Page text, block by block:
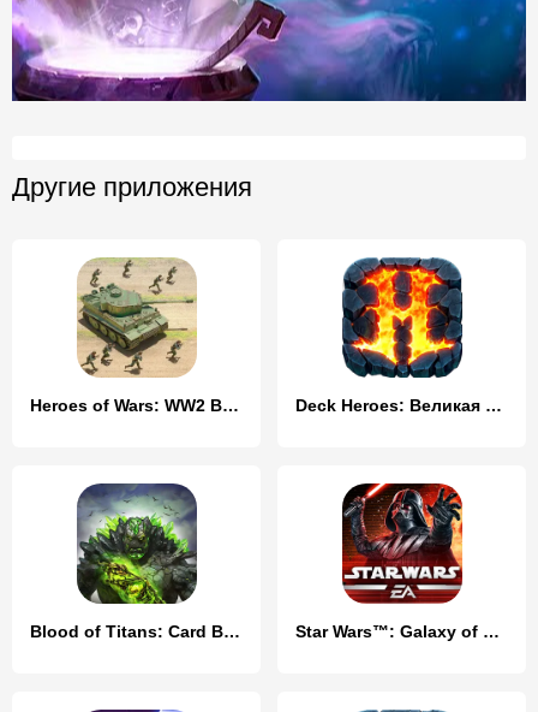
Другие приложения
Heroes of Wars: WW2 Battles (2 Deck Heroes: Великая Битва!
Blood of Titans: Card Battle Star Wars™: Galaxy of Heroes